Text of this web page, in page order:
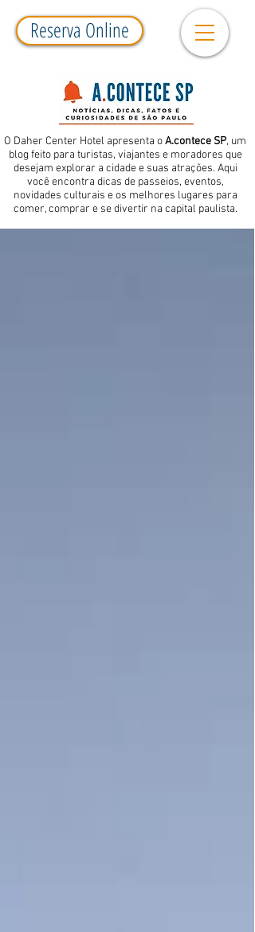
Reserva Online
O Daher Center Hotel apresenta oA.contece SP, um
blog feito para turistas, viajantes e moradores que
desejam explorar a cidade e suas atrações. Aqui
você encontra dicas de passeios, eventos,
novidades culturais e os melhores lugares para
comer, comprar e se divertir na capital paulista.